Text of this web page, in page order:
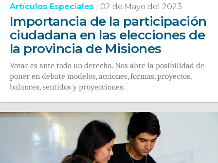
Artículos Especiales 02 de Mayo del 2023
Importancia de la participación
ciudadana en las elecciones de
la provincia de Misiones
Votar es ante todo un derecho. Nos abre la posibilidad de
poner en debate modelos, acciones, formas, proyectos,
balances, sentidos y proyecciones.